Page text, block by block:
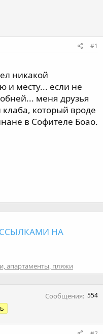
#1
никакой
и месту... если не
меня друзья
который вроде
в Софителе Боао.
ССЫЛКАМИ НА
апартаменты, пляжи
Сообщения 554